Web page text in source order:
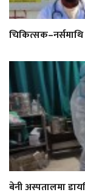
बेनी अस्पतालमा